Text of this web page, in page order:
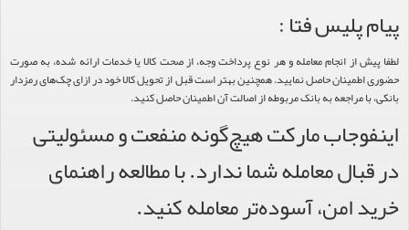
پیام پلیس فتا :
لطفا پیش از انجام معامله و هر نوع پرداخت وجه، از صحت کالا یا خدمات ارائه شده، به صورت
حضوری اطمینان حاصل نمایید. همچنین بهتر است قبل از تحویل کالا خود در ازای چک‌های رمزدار
بانکی، با مراجعه به بانک مربوطه از اصالت آن اطمینان حاصل کنید.
اینفوجاب مارکت هیچ‌گونه منفعت و مسئولیتی
در قبال معامله شما ندارد. با مطالعه راهنمای
خرید امن، آسوده‌تر معامله کنید.